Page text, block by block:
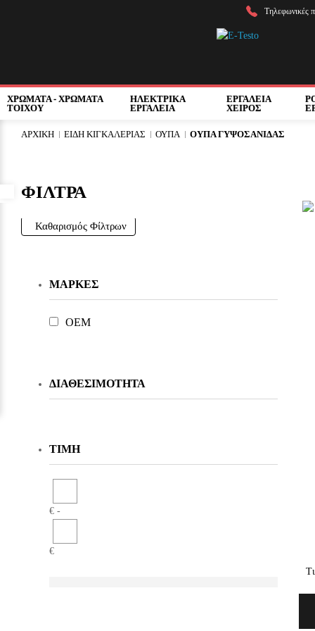
Τηλεφωνικές
ΧΡΩΜΑΤΑ - ΧΡΩΜΑΤΑ
ΤΟΙΧΟΥ
ΗΛΕΚΤΡΙΚΑ
ΕΡΓΑΛΕΙΑ
ΕΡΓΑΛΕΙΑ
ΧΕΙΡΟΣ
ΑΡΧΙΚΉ ΕΙΔΗ ΚΙΓΚΑΛΕΡΙΑΣ ΟΥΠΑ ΟΥΠΑ ΓΥΨΟΣΑΝΙΔΑΣ
ΦΙΛΤΡΑ
Καθαρισμός Φίλτρων
ΜΆΡΚΕΣ
OEM
ΔΙΑΘΕΣΙΜΌΤΗΤΑ
ΤΙΜΉ
€ -
€
Προσβασιμότητα